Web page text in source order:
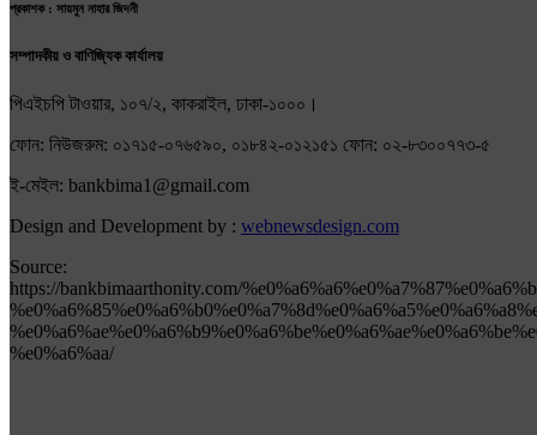
প্রকাশক : সায়মুন নাহার জিদনী
সম্পাদকীয় ও বাণিজ্যিক কার্যালয়
পিএইচপি টাওয়ার, ১০৭/২, কাকরাইল, ঢাকা-১০০০।
ফোন: নিউজরুম: ০১৭১৫-০৭৬৫৯০, ০১৮৪২-০১২১৫১ ফোন: ০২-৮৩০০৭৭৩-৫
ই-মেইল: bankbima1@gmail.com
Design and Development by : webnewsdesign.com
Source:
https://bankbimaarthonity.com/
%e0%a6%aa/